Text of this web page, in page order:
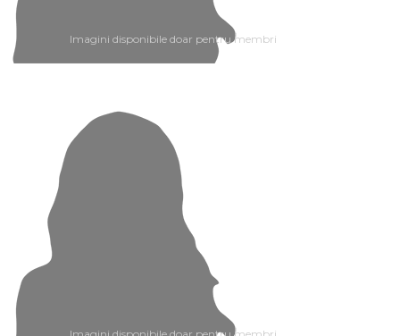
Imagini disponibile doar pentru membri